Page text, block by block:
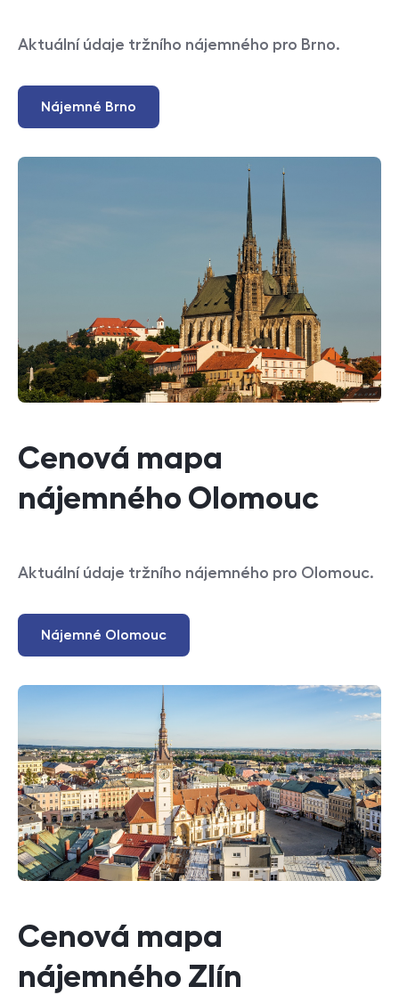
Aktuální údaje tržního nájemného pro Brno.
Nájemné Brno
Cenová mapa
nájemného Olomouc
Aktuální údaje tržního nájemného pro Olomouc.
Nájemné Olomouc
Cenová mapa
nájemného Zlín